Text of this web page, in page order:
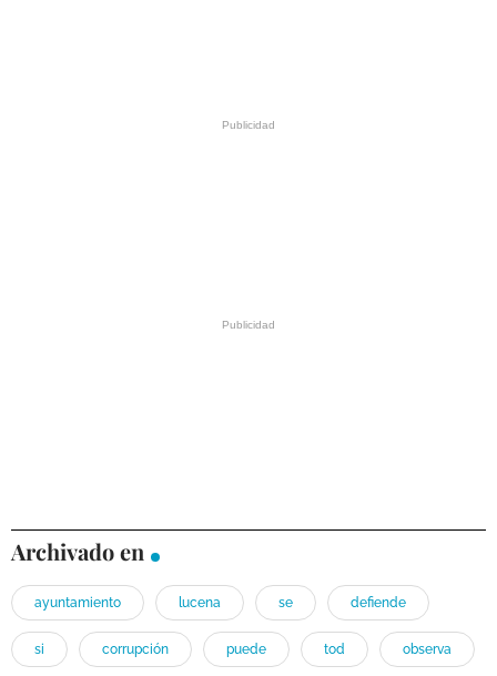
Archivado en
ayuntamiento lucena se defiende
si corrupción puede tod observa